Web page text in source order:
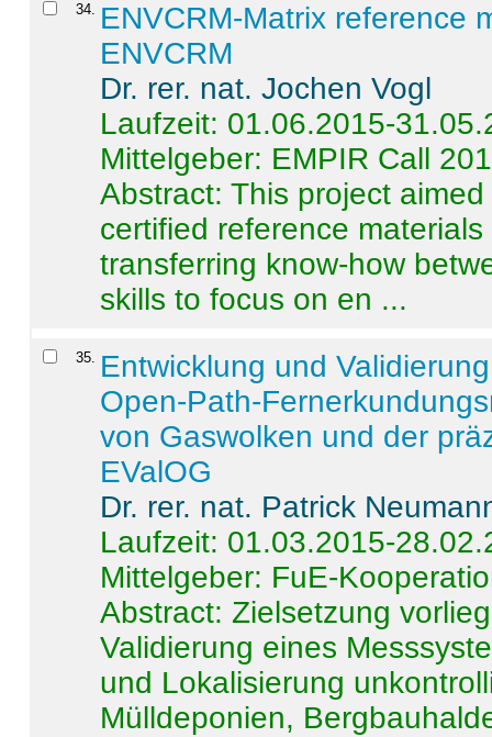
34. ENVCRM-Matrix reference
ENVCRM
Dr. rer. nat. Jochen Vogl
Laufzeit: 01.06.2015-
Mittelgeber: EMPIR Call
Abstract:This project
certified reference
transferring know-how
skills to focus on en ...
35. Entwicklung und
Open-Path-
von Gaswolken und der
EValOG
Dr. rer. nat. Patrick
Laufzeit: 01.03.2015-
Mittelgeber: FuE-
Abstract:Zielsetzung
Validierung eines
und Lokalisierung
Mülldeponien,